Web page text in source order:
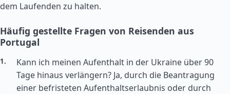
dem Laufenden zu halten.
Häufig gestellte Fragen von Reisenden aus
Portugal
Kann ich meinen Aufenthalt in der Ukraine über 90
Tage hinaus verlängern? Ja, durch die Beantragung
einer befristeten Aufenthaltserlaubnis oder durch